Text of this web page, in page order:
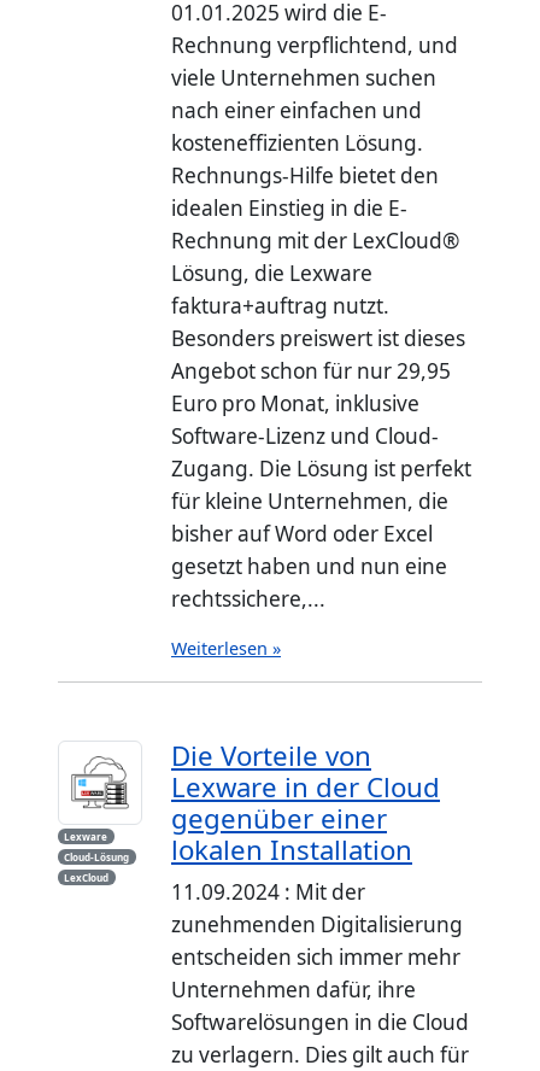
01.01.2025 wird die E-
Rechnung verpflichtend, und
viele Unternehmen suchen
nach einer einfachen und
kosteneffizienten Lösung.
Rechnungs-Hilfe bietet den
idealen Einstieg in die E-
Rechnung mit der LexCloud®
Lösung, die Lexware
faktura+auftrag nutzt.
Besonders preiswert ist dieses
Angebot schon für nur 29,95
Euro pro Monat, inklusive
Software-Lizenz und Cloud-
Zugang. Die Lösung ist perfekt
für kleine Unternehmen, die
bisher auf Word oder Excel
gesetzt haben und nun eine
rechtssichere,...
Weiterlesen »
Lexware
Cloud-Lösung
LexCloud
Die Vorteile von
Lexware in der Cloud
gegenüber einer
lokalen Installation
11.09.2024 : Mit der
zunehmenden Digitalisierung
entscheiden sich immer mehr
Unternehmen dafür, ihre
Softwarelösungen in die Cloud
zu verlagern. Dies gilt auch für